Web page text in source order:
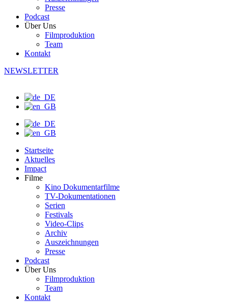
Presse
Podcast
Über Uns
Filmproduktion
Team
Kontakt
NEWSLETTER
Startseite
Aktuelles
Impact
Filme
Kino Dokumentarfilme
TV-Dokumentationen
Serien
Festivals
Video-Clips
Archiv
Auszeichnungen
Presse
Podcast
Über Uns
Filmproduktion
Team
Kontakt